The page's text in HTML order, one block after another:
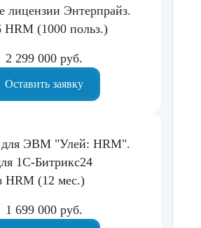
лицензии Энтерпрайз.
HRM (1000 польз.)
2 299 000 руб.
Оставить заявку
для ЭВМ "Улей: HRM".
1С-Битрикс24
HRM (12 мес.)
1 699 000 руб.